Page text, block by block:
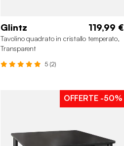
Glintz 119,99 €
Tavolino quadrato in cristallo temperato,
Transparent
5 (2)
OFFERTE -50%